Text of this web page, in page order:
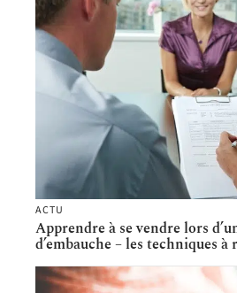
ACTU
Apprendre à se vendre lors
d’embauche – les techniques